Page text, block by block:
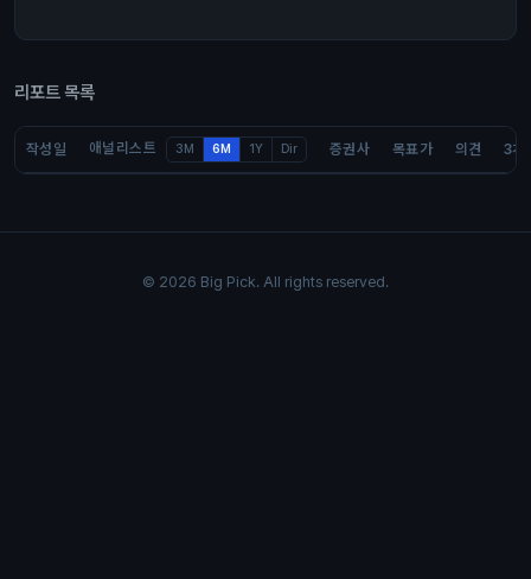
리포트 목록
작성일 애널리스트 3M 6M 1Y Dir 증권사 목표가 의견 3개
© 2026 Big Pick. All rights reserved.